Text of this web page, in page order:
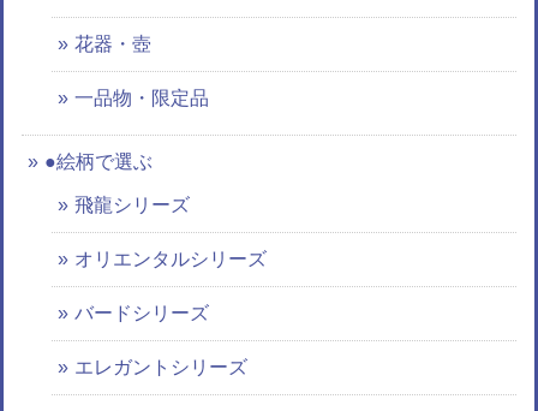
花器・壺
一品物・限定品
●絵柄で選ぶ
飛龍シリーズ
オリエンタルシリーズ
バードシリーズ
エレガントシリーズ